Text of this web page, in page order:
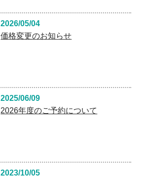
2026/05/04
価格変更のお知らせ
2025/06/09
2026年度のご予約について
2023/10/05